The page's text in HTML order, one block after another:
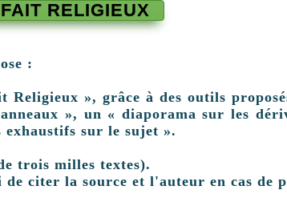
RELIGIEUX
:
», grâce à des outils
», un « diaporama sur les
sur le sujet ».
trois milles textes).
citer la source et l'auteur en cas de